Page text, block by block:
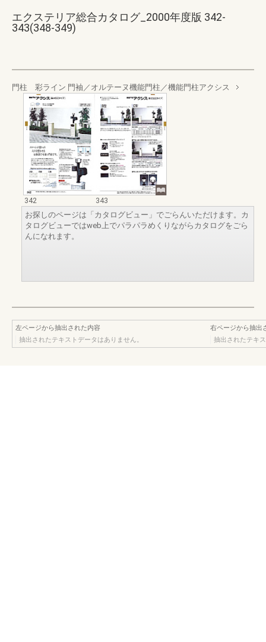
エクステリア総合カタログ_2000年度版 342-
343(348-349)
門柱 彩ライン 門袖／オルテーヌ機能門柱／機能門柱アクシス
342
343
お探しのページは「カタログビュー」でごらんいただけます。カ
タログビューではweb上でパラパラめくりながらカタログをごら
んになれます。
左ページから抽出された内容
抽出されたテキストデータはありません。
右ページから抽出
抽出されたテキ